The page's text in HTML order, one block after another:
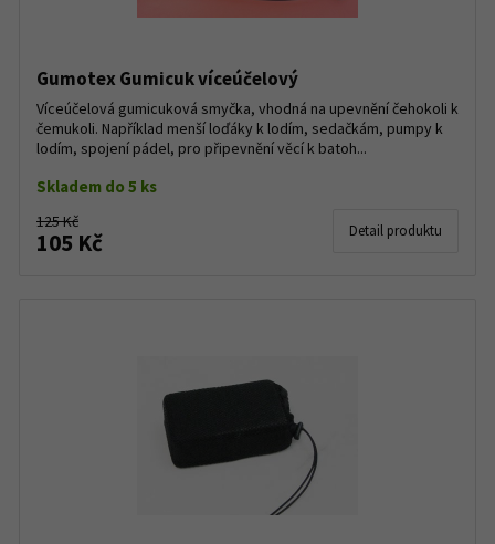
Gumotex Gumicuk víceúčelový
Víceúčelová gumicuková smyčka, vhodná na upevnění čehokoli k
čemukoli. Například menší loďáky k lodím, sedačkám, pumpy k
lodím, spojení pádel, pro připevnění věcí k batoh...
Skladem do 5 ks
125 Kč
105 Kč Detail produktu